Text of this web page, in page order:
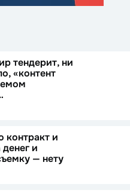
тендерит, ни
«контент
контракт и
денег и
— нету